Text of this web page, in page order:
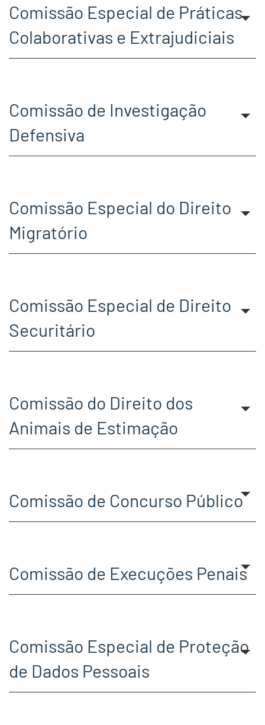
Comissão Especial de Práticas
Colaborativas e Extrajudiciais
Comissão de Investigação
Defensiva
Comissão Especial do Direito
Migratório
Comissão Especial de Direito
Securitário
Comissão do Direito dos
Animais de Estimação
Comissão de Concurso Público
Comissão de Execuções Penais
Comissão Especial de Proteção
de Dados Pessoais